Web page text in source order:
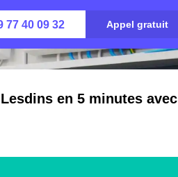
77 40 09 32 Appel gratuit
en 5 minutes avec